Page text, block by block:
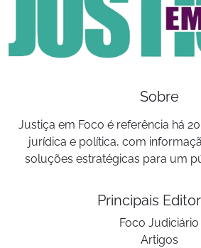
Sobre
Justiça em Foco é referência há
jurídica e política, com
soluções estratégicas para um
Principais
Foco Judiciário
Artigos